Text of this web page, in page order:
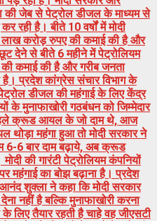
की जेब से पेट्रोल डीजल के माध्यम से
रही है। बीते 10 वर्षों में मोदी
करोड़ रुपए की कमाई की है और
देने से बीते 6 महीने में पेट्रोलियम
कमाई की है और गरीब जनता
है। प्रदेश कांग्रेस संचार विभाग के
डीजल की महंगाई के लिए केंद्र
के मुनाफाखोरी गठबंधन को जिम्मेदार
क्रूड आयल के जो दाम थे, आज
महंगा हुआ तो मोदी सरकार ने
6-6 बार दाम बढ़ाये, अब क्रूड
की गारंटी पेट्रोलियम कंपनियों
महंगाई का बोझ बढ़ाना है। प्रदेश
शुक्ला ने कहा कि मोदी सरकार
नहीं है बल्कि मुनाफाखोरी करना
लिए तैयार रहती है चाहे वह जीएसटी